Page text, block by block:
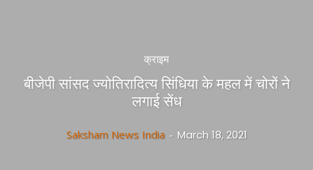
क्राइम
बीजेपी सांसद ज्योतिरादित्य सिंधिया के महल में चोरों ने
लगाई सेंध
Saksham News India - March 18, 2021